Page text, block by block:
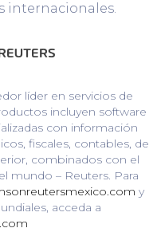
internacionales.
líder en servicios de
incluyen software
con información
fiscales, contables, de
combinados con el
mundo – Reuters. Para
y
acceda a